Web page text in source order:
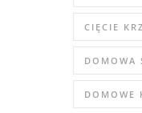
CIĘCIE
DOMOWA
DOMOWE